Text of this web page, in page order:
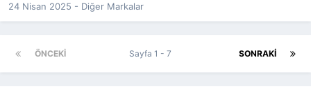
24 Nisan 2025 - Diğer Markalar
ÖNCEKI SONRAKI
Sayfa 1 - 7